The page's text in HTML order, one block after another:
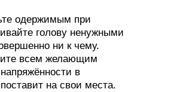
одержимым при
голову ненужными
ни к чему.
всем желающим
в
на свои места.